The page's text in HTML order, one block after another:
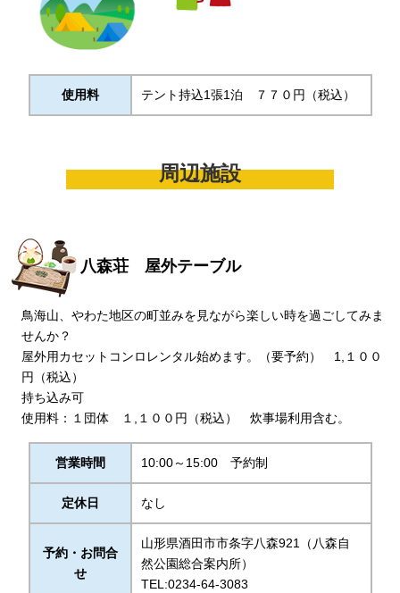
使用料 テント持込1張1泊 ７７０円（税込）
周辺施設
八森荘 屋外テーブル
鳥海山、やわた地区の町並みを見ながら楽しい時を過ごしてみま
せんか？
屋外用カセットコンロレンタル始めます。（要予約） 1,１００
円（税込）
持ち込み可
使用料：１団体 １,１００円（税込） 炊事場利用含む。
営業時間 10:00～15:00 予約制
定休日 なし
予約・お問合
せ
山形県酒田市市条字八森921（八森自
然公園総合案内所）
TEL:0234-64-3083